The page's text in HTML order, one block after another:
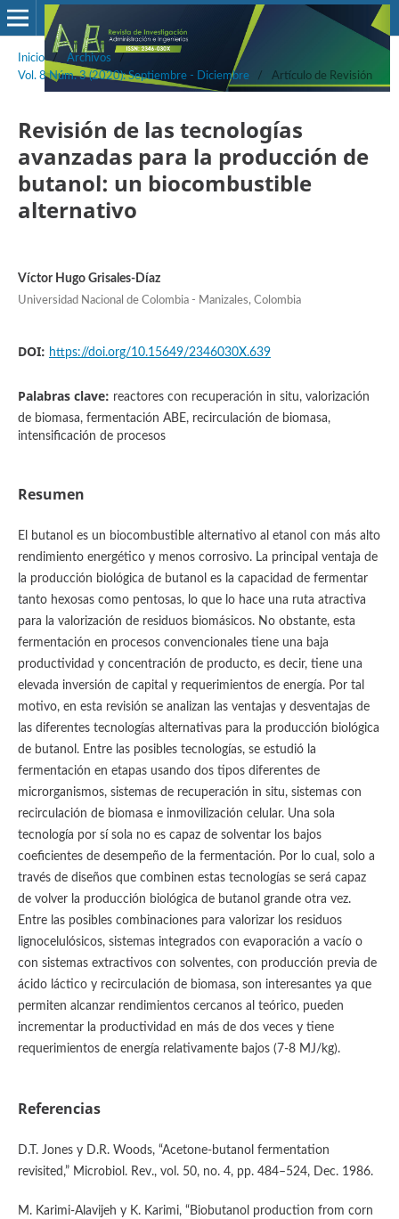
Inicio / Archivos
/
Vol. 8 Núm. 3 (2020): Septiembre - Diciembre
/ Artículo de Revisión
Revisión de las tecnologías
avanzadas para la producción de
butanol: un biocombustible
alternativo
Víctor Hugo Grisales-Díaz
Universidad Nacional de Colombia - Manizales, Colombia
DOI: https://doi.org/10.15649/2346030X.639
Palabras clave: reactores con recuperación in situ, valorización
de biomasa, fermentación ABE, recirculación de biomasa,
intensificación de procesos
Resumen
El butanol es un biocombustible alternativo al etanol con más alto
rendimiento energético y menos corrosivo. La principal ventaja de
la producción biológica de butanol es la capacidad de fermentar
tanto hexosas como pentosas, lo que lo hace una ruta atractiva
para la valorización de residuos biomásicos. No obstante, esta
fermentación en procesos convencionales tiene una baja
productividad y concentración de producto, es decir, tiene una
elevada inversión de capital y requerimientos de energía. Por tal
motivo, en esta revisión se analizan las ventajas y desventajas de
las diferentes tecnologías alternativas para la producción biológica
de butanol. Entre las posibles tecnologías, se estudió la
fermentación en etapas usando dos tipos diferentes de
microrganismos, sistemas de recuperación in situ, sistemas con
recirculación de biomasa e inmovilización celular. Una sola
tecnología por sí sola no es capaz de solventar los bajos
coeficientes de desempeño de la fermentación. Por lo cual, solo a
través de diseños que combinen estas tecnologías se será capaz
de volver la producción biológica de butanol grande otra vez.
Entre las posibles combinaciones para valorizar los residuos
lignocelulósicos, sistemas integrados con evaporación a vacío o
con sistemas extractivos con solventes, con producción previa de
ácido láctico y recirculación de biomasa, son interesantes ya que
permiten alcanzar rendimientos cercanos al teórico, pueden
incrementar la productividad en más de dos veces y tiene
requerimientos de energía relativamente bajos (7-8 MJ/kg).
Referencias
D.T. Jones y D.R. Woods, “Acetone-butanol fermentation
revisited,” Microbiol. Rev., vol. 50, no. 4, pp. 484–524, Dec. 1986.
M. Karimi-Alavijeh y K. Karimi, “Biobutanol production from corn